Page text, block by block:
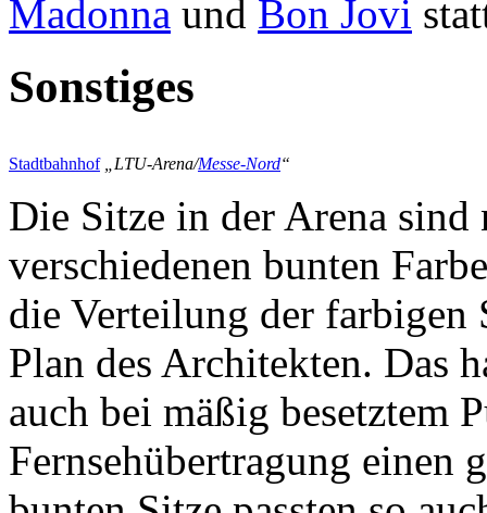
Madonna und Bon Jovi
Sonstiges
Stadtbahnhof „LTU-Arena/Messe-Nord“
Die Sitze in der Arena
verschiedenen bunten
die Verteilung der farbigen
Plan des Architekten. Das
auch bei mäßig besetztem
Fernsehübertragung